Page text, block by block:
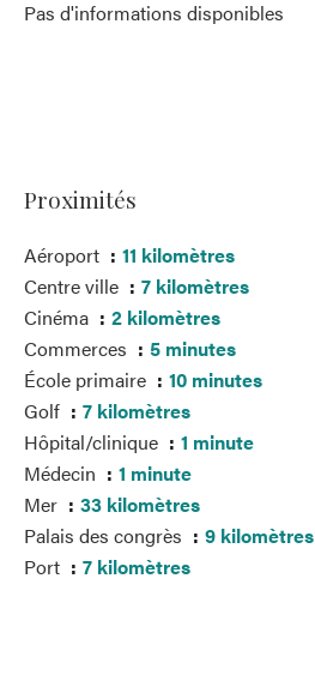
Pas d'informations disponibles
Proximités
Aéroport
11 kilomètres
Centre ville
7 kilomètres
Cinéma
2 kilomètres
Commerces
5 minutes
École primaire
10 minutes
Golf
7 kilomètres
Hôpital/clinique
1 minute
Médecin
1 minute
Mer
33 kilomètres
Palais des congrès
9 kilomètres
Port
7 kilomètres